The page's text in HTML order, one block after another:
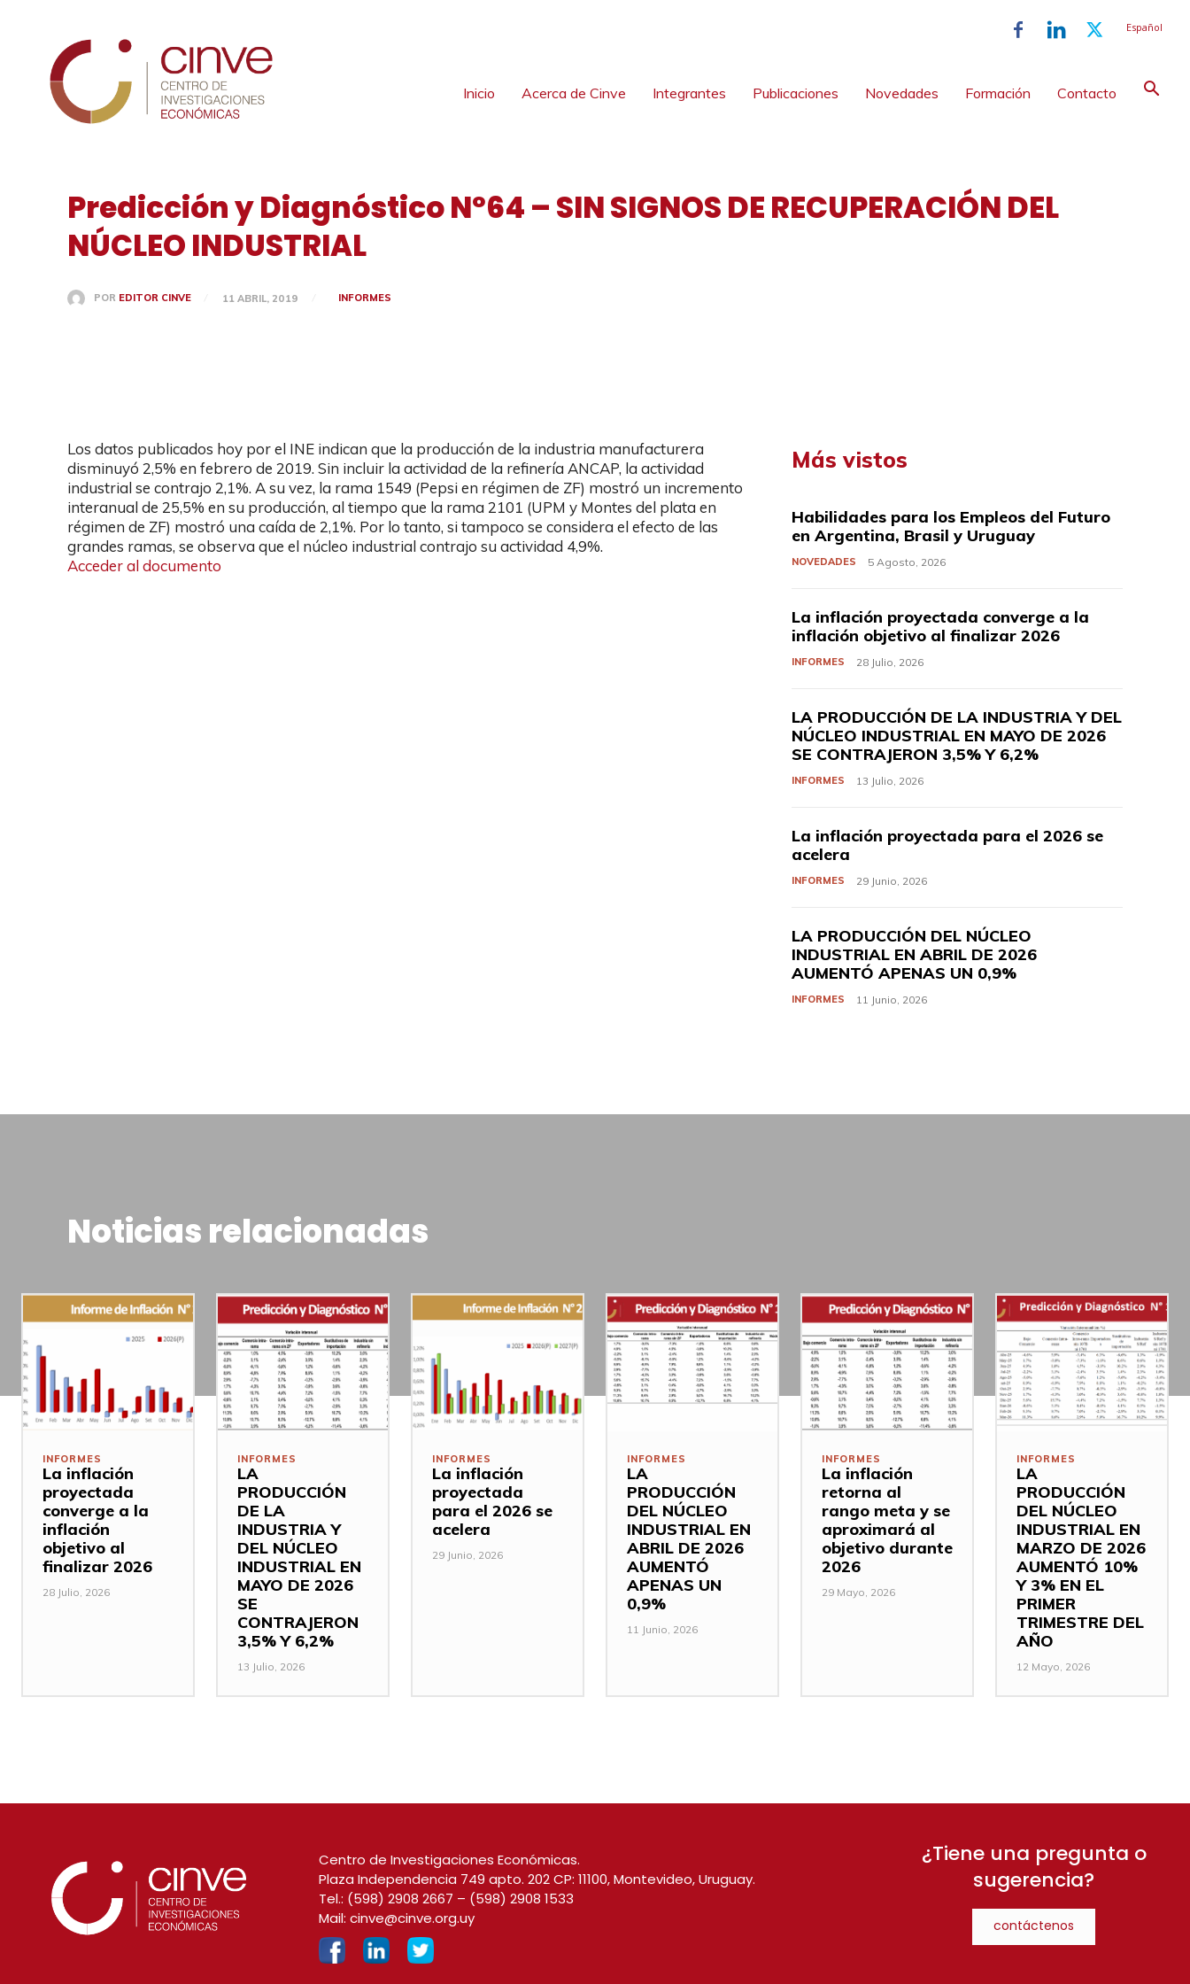
Español
Inicio Acerca de Cinve Integrantes Publicaciones Novedades Formación Contacto
Predicción y Diagnóstico Nº64 – SIN SIGNOS DE RECUPERACIÓN DEL
NÚCLEO INDUSTRIAL
POR EDITOR CINVE 11 ABRIL, 2019 INFORMES
Los datos publicados hoy por el INE indican que la producción de la industria manufacturera
disminuyó 2,5% en febrero de 2019. Sin incluir la actividad de la refinería ANCAP, la actividad
industrial se contrajo 2,1%. A su vez, la rama 1549 (Pepsi en régimen de ZF) mostró un incremento
interanual de 25,5% en su producción, al tiempo que la rama 2101 (UPM y Montes del plata en
régimen de ZF) mostró una caída de 2,1%. Por lo tanto, si tampoco se considera el efecto de las
grandes ramas, se observa que el núcleo industrial contrajo su actividad 4,9%.
Acceder al documento
Más vistos
Habilidades para los Empleos del Futuro
en Argentina, Brasil y Uruguay
NOVEDADES 5 Agosto, 2026
La inflación proyectada converge a la
inflación objetivo al finalizar 2026
INFORMES 28 Julio, 2026
LA PRODUCCIÓN DE LA INDUSTRIA Y DEL
NÚCLEO INDUSTRIAL EN MAYO DE 2026
SE CONTRAJERON 3,5% Y 6,2%
INFORMES 13 Julio, 2026
La inflación proyectada para el 2026 se
acelera
INFORMES 29 Junio, 2026
LA PRODUCCIÓN DEL NÚCLEO
INDUSTRIAL EN ABRIL DE 2026
AUMENTÓ APENAS UN 0,9%
INFORMES 11 Junio, 2026
Noticias relacionadas
INFORMES
La inflación
proyectada
converge a la
inflación
objetivo al
finalizar 2026
28 Julio, 2026
INFORMES
LA
PRODUCCIÓN
DE LA
INDUSTRIA Y
DEL NÚCLEO
INDUSTRIAL EN
MAYO DE 2026
SE
CONTRAJERON
3,5% Y 6,2%
13 Julio, 2026
INFORMES
La inflación
proyectada
para el 2026 se
acelera
29 Junio, 2026
INFORMES
LA
PRODUCCIÓN
DEL NÚCLEO
INDUSTRIAL EN
ABRIL DE 2026
AUMENTÓ
APENAS UN
0,9%
11 Junio, 2026
INFORMES
La inflación
retorna al
rango meta y se
aproximará al
objetivo durante
2026
29 Mayo, 2026
INFORMES
LA
PRODUCCIÓN
DEL NÚCLEO
INDUSTRIAL EN
MARZO DE 2026
AUMENTÓ 10%
Y 3% EN EL
PRIMER
TRIMESTRE DEL
AÑO
12 Mayo, 2026
Centro de Investigaciones Económicas.
Plaza Independencia 749 apto. 202 CP: 11100, Montevideo, Uruguay.
Tel.: (598) 2908 2667 – (598) 2908 1533
Mail: cinve@cinve.org.uy
¿Tiene una pregunta o
sugerencia?
contáctenos